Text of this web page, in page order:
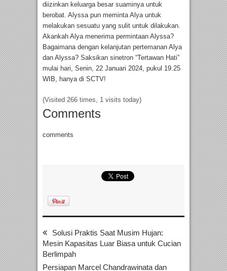
diizinkan keluarga besar suaminya untuk
berobat. Alyssa pun meminta Alya untuk
melakukan sesuatu yang sulit untuk dilakukan.
Akankah Alya menerima permintaan Alyssa?
Bagaimana dengan kelanjutan pertemanan Alya
dan Alyssa? Saksikan sinetron “Tertawan Hati”
mulai hari, Senin, 22 Januari 2024, pukul 19.25
WIB, hanya di SCTV!
(Visited 266 times, 1 visits today)
Comments
comments
Solusi Praktis Saat Musim Hujan:
Mesin Kapasitas Luar Biasa untuk Cucian
Berlimpah
Persiapan Marcel Chandrawinata dan